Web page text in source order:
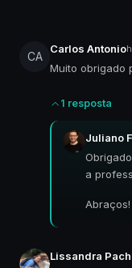
CA
Carlos Antonio
Muito obrigado
1 resposta
Juliano
a
Abraços!
Lissandra